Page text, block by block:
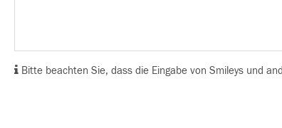
Bitte beachten Sie, dass die Eingabe von Smileys und